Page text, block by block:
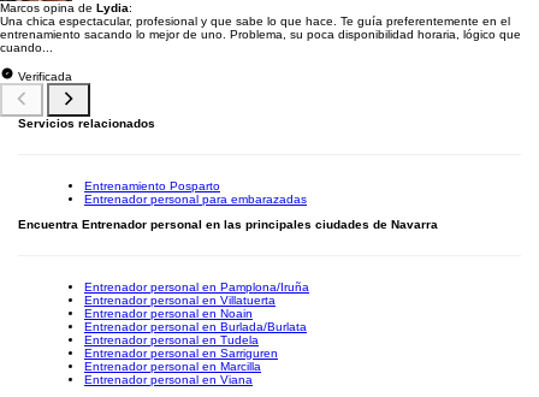
Marcos opina de Lydia:
Una chica espectacular, profesional y que sabe lo que hace. Te guía preferentemente en el
entrenamiento sacando lo mejor de uno. Problema, su poca disponibilidad horaria, lógico que
cuando...
Verificada
Servicios relacionados
Entrenamiento Posparto
Entrenador personal para embarazadas
Encuentra Entrenador personal en las principales ciudades de Navarra
Entrenador personal en Pamplona/Iruña
Entrenador personal en Villatuerta
Entrenador personal en Noain
Entrenador personal en Burlada/Burlata
Entrenador personal en Tudela
Entrenador personal en Sarriguren
Entrenador personal en Marcilla
Entrenador personal en Viana